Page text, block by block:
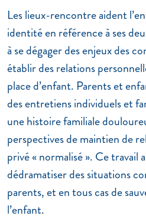
Les lieux-rencontre aident
identité en référence à ses
à se dégager des enjeux des
établir des relations
place d’enfant. Parents et
des entretiens individuels et
une histoire familiale
perspectives de maintien de
privé « normalisé ». Ce travail
dédramatiser des situations
parents, et en tous cas de
l’enfant.